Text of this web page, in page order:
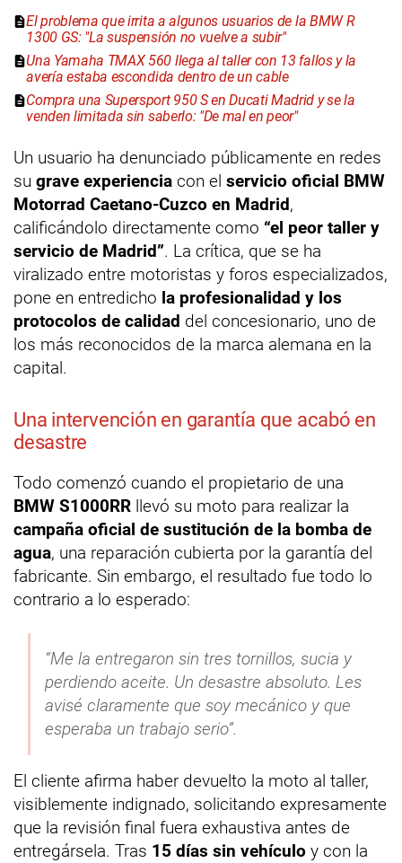
El problema que irrita a algunos usuarios de la BMW R
1300 GS: "La suspensión no vuelve a subir"
Una Yamaha TMAX 560 llega al taller con 13 fallos y la
avería estaba escondida dentro de un cable
Compra una Supersport 950 S en Ducati Madrid y se la
venden limitada sin saberlo: "De mal en peor"
Un usuario ha denunciado públicamente en redes
su grave experiencia con el servicio oficial BMW
Motorrad Caetano-Cuzco en Madrid,
calificándolo directamente como “el peor taller y
servicio de Madrid”. La crítica, que se ha
viralizado entre motoristas y foros especializados,
pone en entredicho la profesionalidad y los
protocolos de calidad del concesionario, uno de
los más reconocidos de la marca alemana en la
capital.
Una intervención en garantía que acabó en
desastre
Todo comenzó cuando el propietario de una
BMW S1000RR llevó su moto para realizar la
campaña oficial de sustitución de la bomba de
agua, una reparación cubierta por la garantía del
fabricante. Sin embargo, el resultado fue todo lo
contrario a lo esperado:
“Me la entregaron sin tres tornillos, sucia y
perdiendo aceite. Un desastre absoluto. Les
avisé claramente que soy mecánico y que
esperaba un trabajo serio”.
El cliente afirma haber devuelto la moto al taller,
visiblemente indignado, solicitando expresamente
que la revisión final fuera exhaustiva antes de
entregársela. Tras 15 días sin vehículo y con la